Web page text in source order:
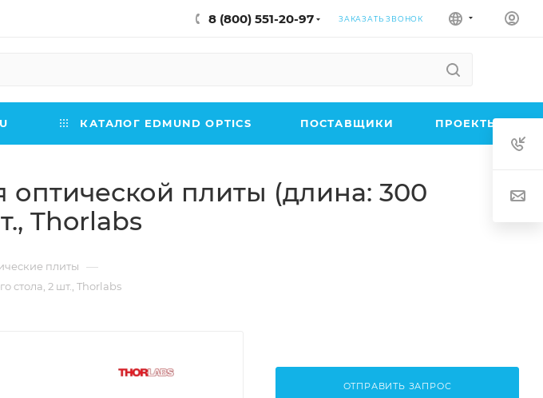
8 (800) 551-20-97 ЗАКАЗАТЬ ЗВОНОК
КАТАЛОГ EDMUND OPTICS ПОСТАВЩИКИ ПРОЕКТЫ
плиты (длина: 300
Thorlabs
плиты —
стола, 2 шт., Thorlabs
ОТПРАВИТЬ ЗАПРОС